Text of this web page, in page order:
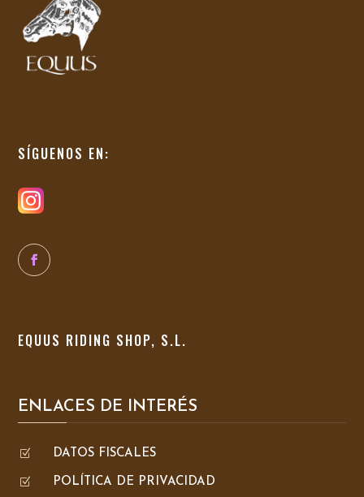
SÍGUENOS EN:
EQUUS RIDING SHOP, S.L.
ENLACES DE INTERÉS
Z DATOS FISCALES
Z POLÍTICA DE PRIVACIDAD